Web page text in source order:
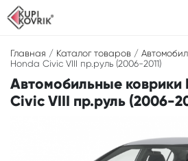
Главная / Каталог товаров /
Honda Civic VIII пр.руль (2006-2011)
Автомобильные коврики
Civic VIII пр.руль (2006-